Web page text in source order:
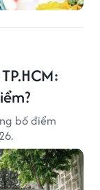
bố điểm